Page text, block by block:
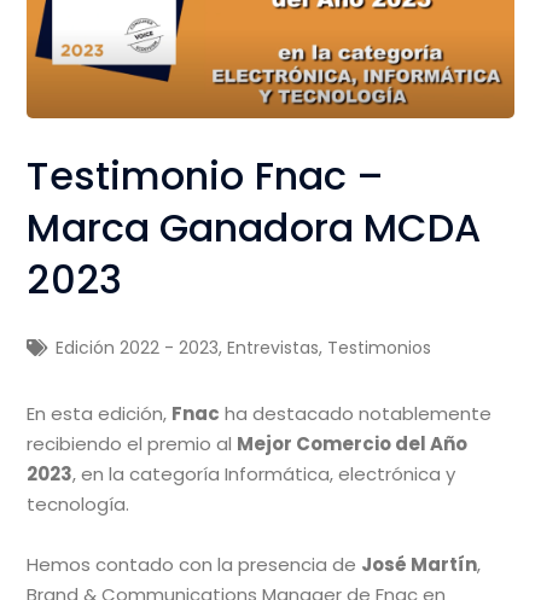
Testimonio Fnac –
Marca Ganadora MCDA
2023
Edición 2022 - 2023,Entrevistas, Testimonios
En esta edición, Fnac ha destacado notablemente
recibiendo el premio al Mejor Comercio del Año
2023, en la categoría Informática, electrónica y
tecnología.
Hemos contado con la presencia de José Martín,
Brand & Communications Manager de Fnac en